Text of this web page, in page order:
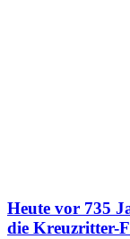
Heute vor 735
die Kreuzritter-